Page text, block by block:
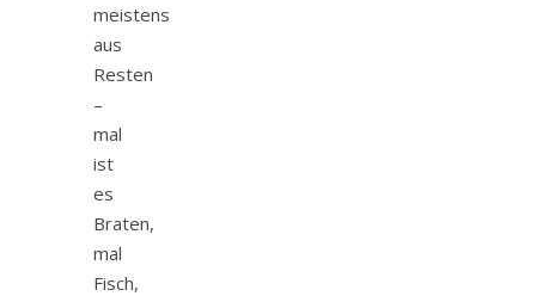
meistens
aus
Resten
–
mal
ist
es
Braten,
mal
Fisch,